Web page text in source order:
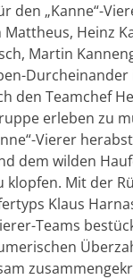
den „Kanne“-
Mattheus, Heinz
Martin
den Teamchef
erleben zu
Vierer
dem wilden
klopfen. Mit der
Klaus
Teams